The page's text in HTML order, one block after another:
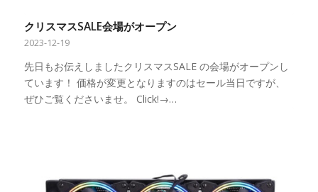
クリスマスSALE会場がオープン
2023-12-19
先日もお伝えしましたクリスマスSALE の会場がオープンし
ています！ 価格が変更となりますのはセール当日ですが、
ぜひご覧くださいませ。 Click!→…